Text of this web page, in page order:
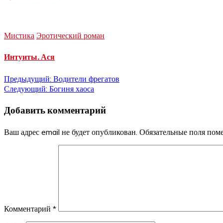
Мистика Эротический роман
Интуиты. Ася
Навигация
записям
Предыдущий: Водители фрегатов
Следующий: Богиня хаоса
Добавить комментарий
Ваш адрес email не будет опубликован. Обязательные поля
Комментарий *